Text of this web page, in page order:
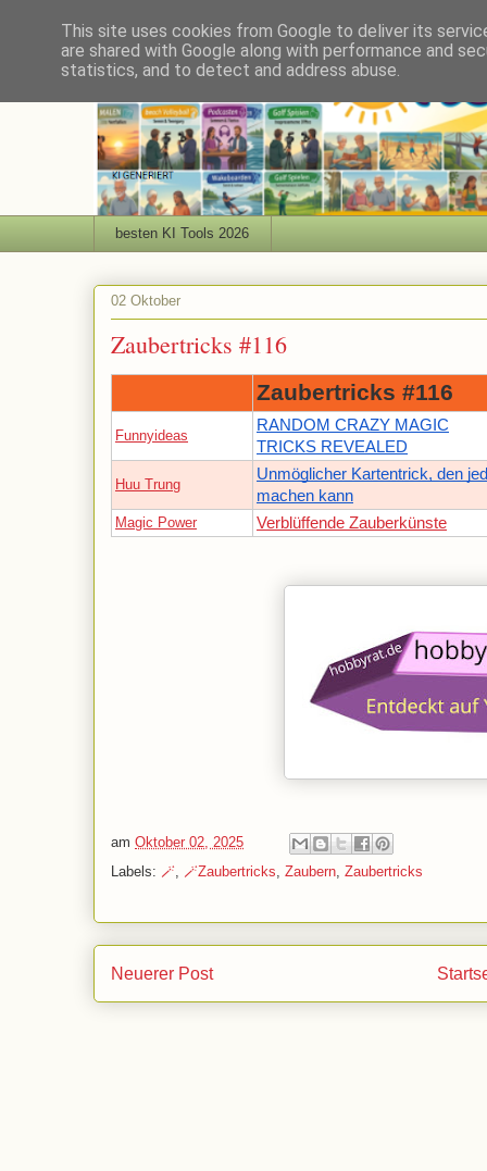
besten KI Tools 2026
02 Oktober
Zaubertricks #116
Zaubertricks #116
Funnyideas
RANDOM CRAZY MAGIC
TRICKS REVEALED
Huu Trung
Unmöglicher Kartentrick, den
machen kann
Magic Power Verblüffende Zauberkünste
am Oktober 02, 2025
Labels: 🪄 🪄Zaubertricks Zaubern Zaubertricks
Neuerer Post
This site uses cookies from Google to deliver its
are shared with Google along with performance and
statistics, and to detect and address abuse.